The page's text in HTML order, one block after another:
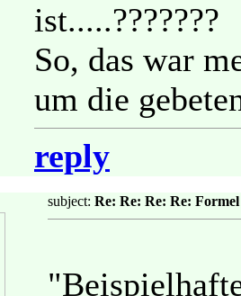
ist.....???????
So, das war
um die
reply
subject: Re: Re: Re: Re: Formel